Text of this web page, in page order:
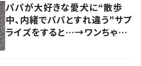
パパが大好きな愛犬に“散歩
中、内緒でパパとすれ違う”サプ
ライズをすると…→ワンちゃん